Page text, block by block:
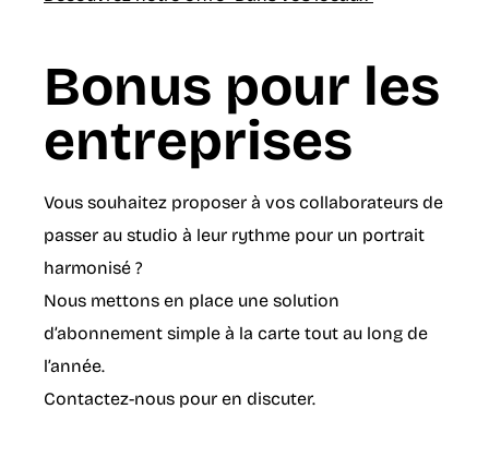
Bonus pour les
entreprises
Vous souhaitez proposer à vos collaborateurs de
passer au studio à leur rythme pour un portrait
harmonisé ?
Nous mettons en place une solution
d’abonnement simple à la carte tout au long de
l’année.
Contactez-nous pour en discuter.